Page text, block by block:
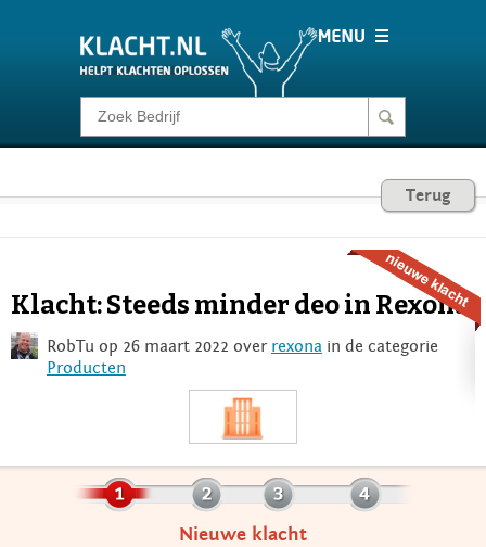
Klacht melden
Consumentenrecht Terug
Klacht: Steeds minder deo in Rexona
RobTu op 26 maart 2022 over rexona in de categorie
Producten
Nieuwe klacht